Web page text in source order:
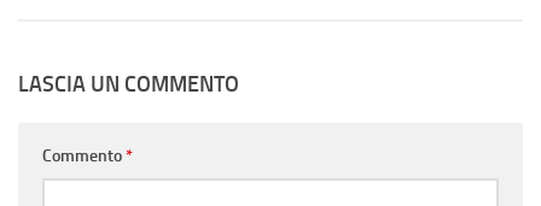
LASCIA UN COMMENTO
Commento*